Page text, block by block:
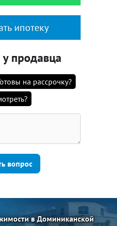
ипотеку
у продавца
на рассрочку?
вопрос
в Доминиканской